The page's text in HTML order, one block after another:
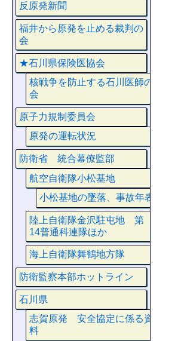
反原発新聞
福井から原発を止める裁判の
会
★石川県保険医協会
核戦争を防止する石川医師の
会
原子力規制委員会
原発の運転状況
防衛省 統合幕僚監部
航空自衛隊小松基地
小松基地の墜落、事故年表
陸上自衛隊金沢駐屯地 第
14普通科連隊ほか
海上自衛隊舞鶴地方隊
防衛監察本部ホットライン
石川県
志賀原発 安全協定に係る資
料